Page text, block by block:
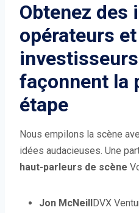
Obtenez des
opérateurs
façonnent la
étape
Nous empilons la scène
idées audacieuses. Une
haut-parleurs de scène
Jon McNeill DVX